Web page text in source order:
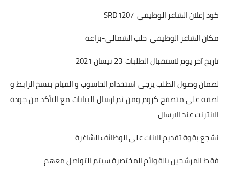
كود إعلان الشاغر الوظيفي SRD1207
مكان الشاغر الوظيفي حلب الشمالي-بزاعة
تاريخ آخر يوم لاستقبال الطلبات 23 نيسان 2021
لضمان وصول الطلب يرجى استخدام الحاسوب و القيام بنسخ الرابط و
لصقه على متصفح كروم ومن ثم ارسال البيانات مع التأكد من جودة
الانترنت عند الارسال
نشجع بقوة تقديم الاناث على الوظائف الشاغرة
فقط المرشحين بالقوائم المختصرة سيتم التواصل معهم